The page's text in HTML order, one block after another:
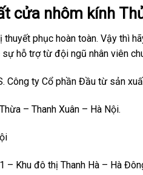
cửa nhôm kính
phục hoàn toàn. Vậy thì
hỗ trợ từ đội ngũ nhân viên
Công ty Cổ phần Đầu từ sản
– Thanh Xuân – Hà Nội.
– Khu đô thị Thanh Hà – Hà